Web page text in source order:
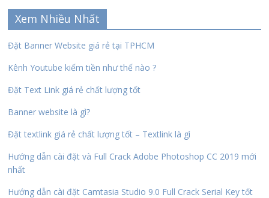
Xem Nhiều Nhất
Đặt Banner Website giá rẻ tại TPHCM
Kênh Youtube kiếm tiền như thế nào ?
Đặt Text Link giá rẻ chất lượng tốt
Banner website là gì?
Đặt textlink giá rẻ chất lượng tốt – Textlink là gì
Hướng dẫn cài đặt và Full Crack Adobe Photoshop CC 2019 mới
nhất
Hướng dẫn cài đặt Camtasia Studio 9.0 Full Crack Serial Key tốt